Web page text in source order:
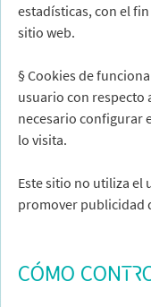
estadísticas, con el
sitio web.
§ Cookies de
usuario con respecto
necesario configurar
lo visita.
Este sitio no utiliza el
promover publicidad
CÓMO